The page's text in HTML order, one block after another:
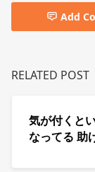
Add
RELATED POST
気が付くと
なってる 助